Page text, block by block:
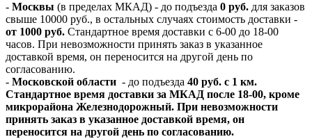
- Москвы (в пределах МКАД) - до подъезда 0 руб. для заказов
свыше 10000 руб., в остальных случаях стоимость доставки -
от 1000 руб. Стандартное время доставки с 6-00 до 18-00
часов. При невозможности принять заказ в указанное
доставкой время, он переносится на другой день по
согласованию.
- Московской области - до подъезда 40 руб. с 1 км.
Стандартное время доставки за МКАД после 18-00, кроме
микрорайона Железнодорожный. При невозможности
принять заказ в указанное доставкой время, он
переносится на другой день по согласованию.